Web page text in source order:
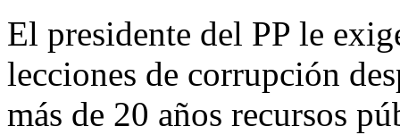
El presidente del PP le
lecciones de corrupción
más de 20 años recursos